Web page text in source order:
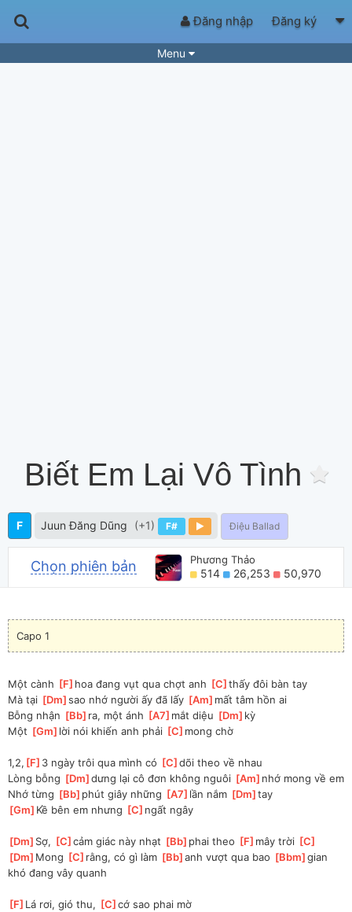
Đăng nhập Đăng ký
Menu
Biết Em Lại Vô Tình
F Juun Đăng Dũng (+1) F# Điệu Ballad
Chọn phiên bản Phương Thảo
514 26,253 50,970
Capo 1
Một cành [F ]hoa đang vụt qua chợt anh [C ]thấy đôi bàn tay
Mà tại [Dm ]
sao nhớ người ấy đã lấy [Am ]mất tâm hồn ai
Bỗng nhận [Bb ]ra, một ánh [A7 ]mắt diệu [Dm ]kỳ
Một [Gm ]lời nói khiến anh phải [C ]mong chờ
1,2, [F ]3 ngày trôi qua mình có [C ]
dõi theo về nhau
Lòng bỗng [Dm ]
dưng lại cô đơn không nguôi [Am ]nhớ mong về em
Nhớ từng [Bb ]phút giây những [A7 ]lần nắm [Dm ]tay
[Gm ]Kề bên em nhưng [C ]ngất ngây
[Dm ]Sợ, [C ]
cảm giác này nhạt [Bb ]phai theo [F ]mây trời [C
[Dm ]Mong [C ]rằng, có gì làm [Bb ]
anh vượt qua bao [Bbm ]
gian
khó đang vây quanh
[F ]Lá rơi, gió thu, [C ]
cớ sao phai mờ